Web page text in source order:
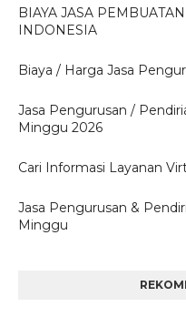
BIAYA JASA
INDONESIA
Biaya / Harga Jasa
Jasa Pengurusan /
Minggu 2026
Cari Informasi Layanan
Jasa Pengurusan &
Minggu